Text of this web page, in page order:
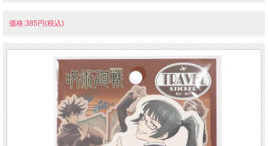
価格:385円(税込)